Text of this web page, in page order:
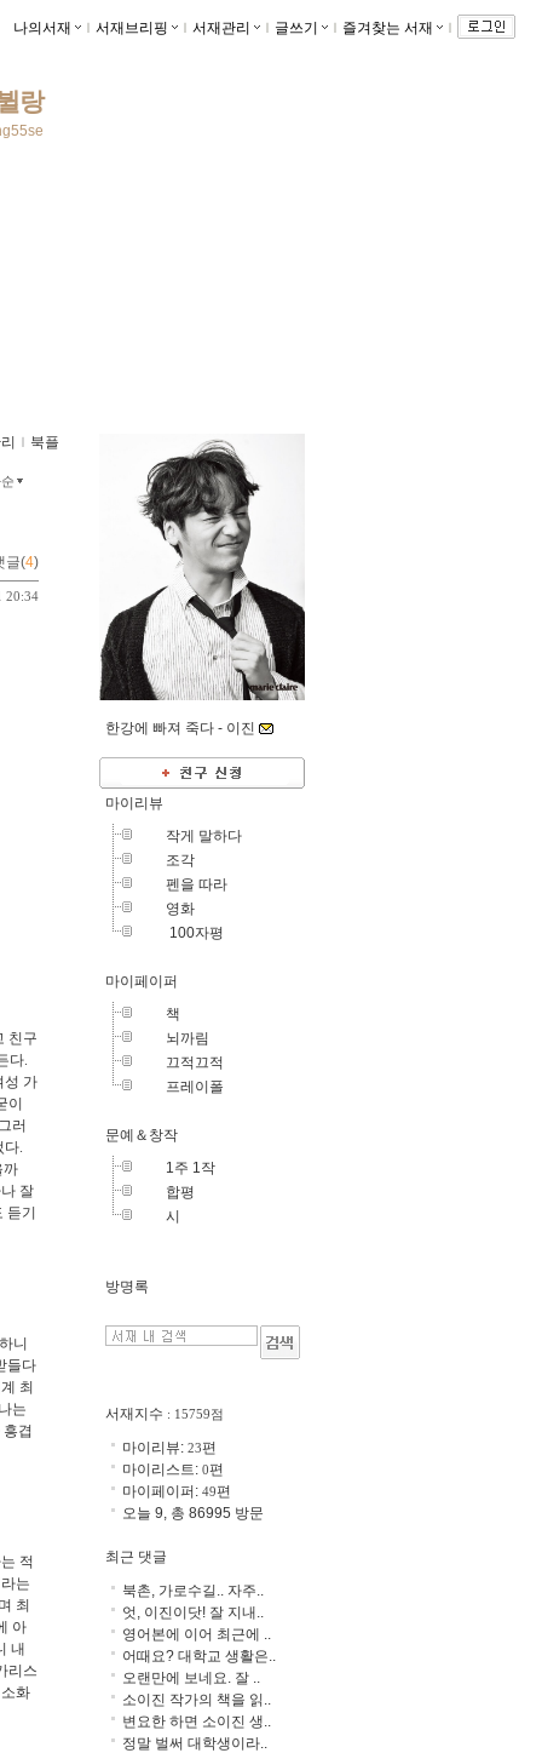
나의서재 ｌ 서재브리핑 ｌ 서재관리 ｌ 글쓰기 ｌ 즐겨찾는 서재 ｌ
랑
ｌ 북플
글(4)
20:34
친구
다.
성 가
이
러
다.
까
잘
기
니
들다
최
는
겹
적
는
최
아
내
리스
화
한강에 빠져 죽다 - 이진
마이리뷰
작게 말하다
조각
펜을 따라
영화
100자평
마이페이퍼
책
뇌까림
끄적끄적
프레이폴
문예＆창작
1주 1작
합평
시
방명록
서재지수 : 15759점
마이리뷰: 23편
마이리스트: 0편
마이페이퍼: 49편
오늘 9, 총 86995 방문
최근 댓글
북촌, 가로수길.. 자주..
엇, 이진이닷! 잘 지내..
영어본에 이어 최근에 ..
어때요? 대학교 생활은..
오랜만에 보네요. 잘 ..
소이진 작가의 책을 읽..
변요한 하면 소이진 생..
정말 벌써 대학생이라..